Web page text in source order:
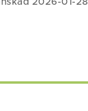
2026-01-28